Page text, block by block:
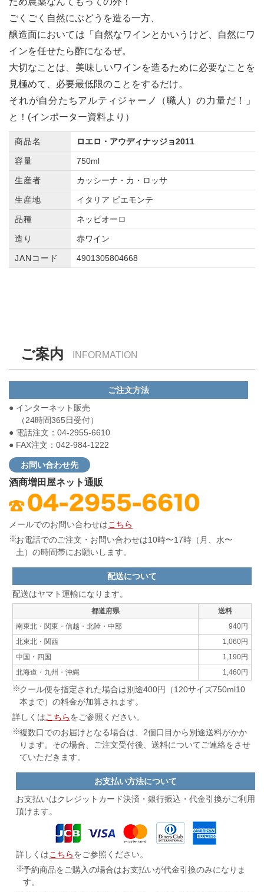
ごくごく自然にぶどうを造る一方、
醸造面においては「自然なワインとかいうけど、自然にワ
インを任せたら酢になるぜ。
大切なことは、美味しいワインを造るために必要なことを
見極めて、必要最低限のことをするだけ。
それが自分たちアルティジャーノ（職人）の力量だ！」
と！(インポーター資料より）
商品名 ロエロ・アウディナッジョ2011
容量 750ml
生産者 カッシーナ・カ・ロッサ
生産地 イタリア ピエモンテ
品種 ネッビオーロ
造り 赤ワイン
JANコード 4901305804668
ご案内 INFORMATION
ご注文方法
● インターネット販売
（24時間365日受付）
● 電話注文：04-2955-6610
● FAX注文：042-984-1222
お問い合わせ先
酒商増田屋ネット通販
メールでのお問い合わせはこちら
お電話でのご注文・お問い合わせは10時〜17時（月、水〜
土）の時間帯にお願いします。
配送について
配送はヤマト運輸になります。
都道府県
送料
南東北・関東・信越・北陸・中部
940円
北東北・関西
1,060円
中国・四国
1,190円
北海道・九州・沖縄
1,460円
クール便を指定された場合は別途400円（120サイズ750ml10
本まで）の料金が加算されます。
詳しくはこちらをご参照ください。
複数口でのお届けとなる場合は、2個口目から別途送料がかか
ります。その場合、ご注文受付後、送料についてご連絡をさせ
ていただきます。
お支払い方法について
お支払いはクレジットカード決済・ 銀行振込・代金引換がご利用
頂けます。
詳しくはこちらをご参照ください。
予約商品をご購入の場合はお支払いが代金引換のみになりま
す。